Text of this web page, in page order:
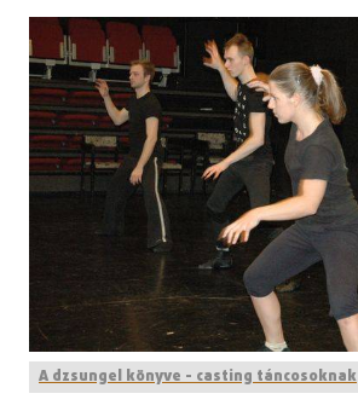
A dzsungel könyve - casting táncosoknak